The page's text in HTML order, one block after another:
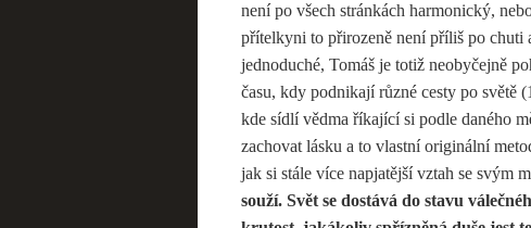
není po všech stránkách harmonický,
přítelkyni to přirozeně není příliš po chuti
jednoduché, Tomáš je totiž neobyčejně
času, kdy podnikají různé cesty po světě
kde sídlí vědma říkající si podle daného
zachovat lásku a to vlastní originální
jak si stále více napjatější vztah se svým
souží. Svět se dostává do stavu